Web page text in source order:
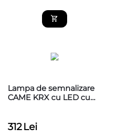
Lampa de semnalizare
CAME KRX cu LED cu
312 Lei